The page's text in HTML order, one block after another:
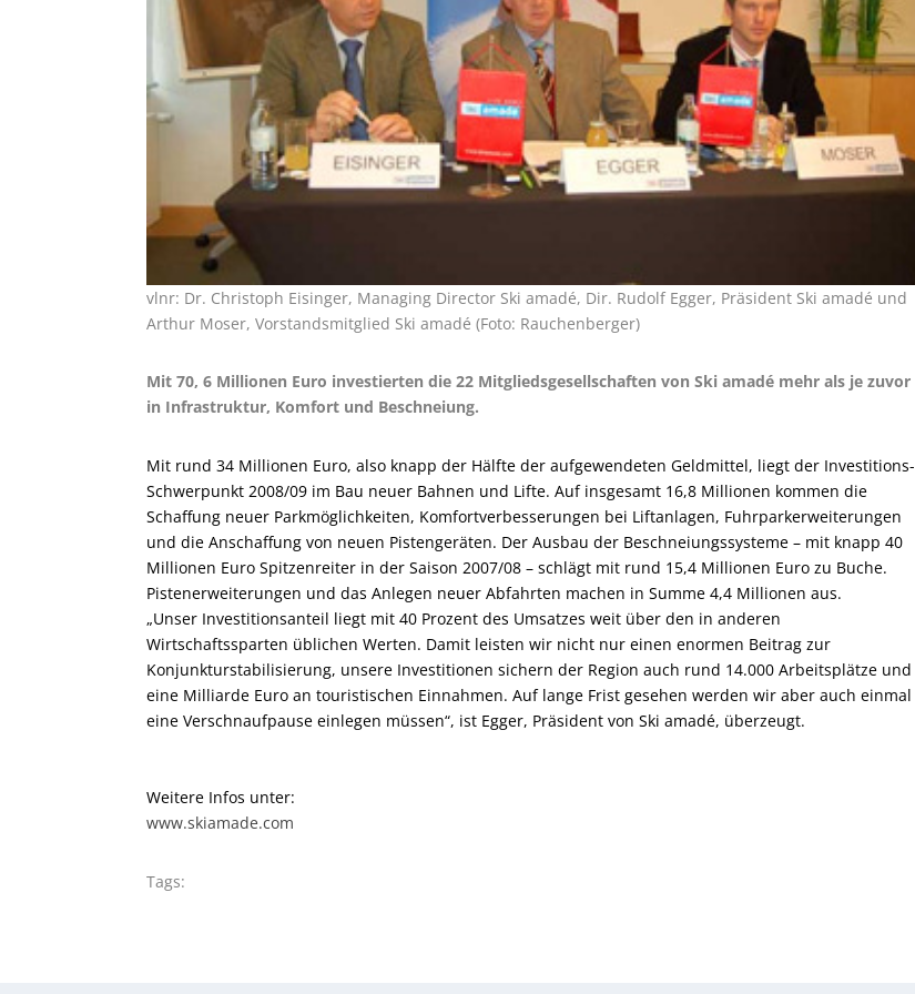
vlnr: Dr. Christoph Eisinger, Managing Director Ski amadé, Dir. Rudolf Egger, Präsident Ski amadé und
Arthur Moser, Vorstandsmitglied Ski amadé (Foto: Rauchenberger)
Mit 70, 6 Millionen Euro investierten die 22 Mitgliedsgesellschaften von Ski amadé mehr als je zuvor
in Infrastruktur, Komfort und Beschneiung.
Mit rund 34 Millionen Euro, also knapp der Hälfte der aufgewendeten Geldmittel, liegt der Investitions-
Schwerpunkt 2008/09 im Bau neuer Bahnen und Lifte. Auf insgesamt 16,8 Millionen kommen die
Schaffung neuer Parkmöglichkeiten, Komfortverbesserungen bei Liftanlagen, Fuhrparkerweiterungen
und die Anschaffung von neuen Pistengeräten. Der Ausbau der Beschneiungssysteme – mit knapp 40
Millionen Euro Spitzenreiter in der Saison 2007/08 – schlägt mit rund 15,4 Millionen Euro zu Buche.
Pistenerweiterungen und das Anlegen neuer Abfahrten machen in Summe 4,4 Millionen aus.
„Unser Investitionsanteil liegt mit 40 Prozent des Umsatzes weit über den in anderen
Wirtschaftssparten üblichen Werten. Damit leisten wir nicht nur einen enormen Beitrag zur
Konjunkturstabilisierung, unsere Investitionen sichern der Region auch rund 14.000 Arbeitsplätze und
eine Milliarde Euro an touristischen Einnahmen. Auf lange Frist gesehen werden wir aber auch einmal
eine Verschnaufpause einlegen müssen“, ist Egger, Präsident von Ski amadé, überzeugt.
Weitere Infos unter:
www.skiamade.com
Tags: